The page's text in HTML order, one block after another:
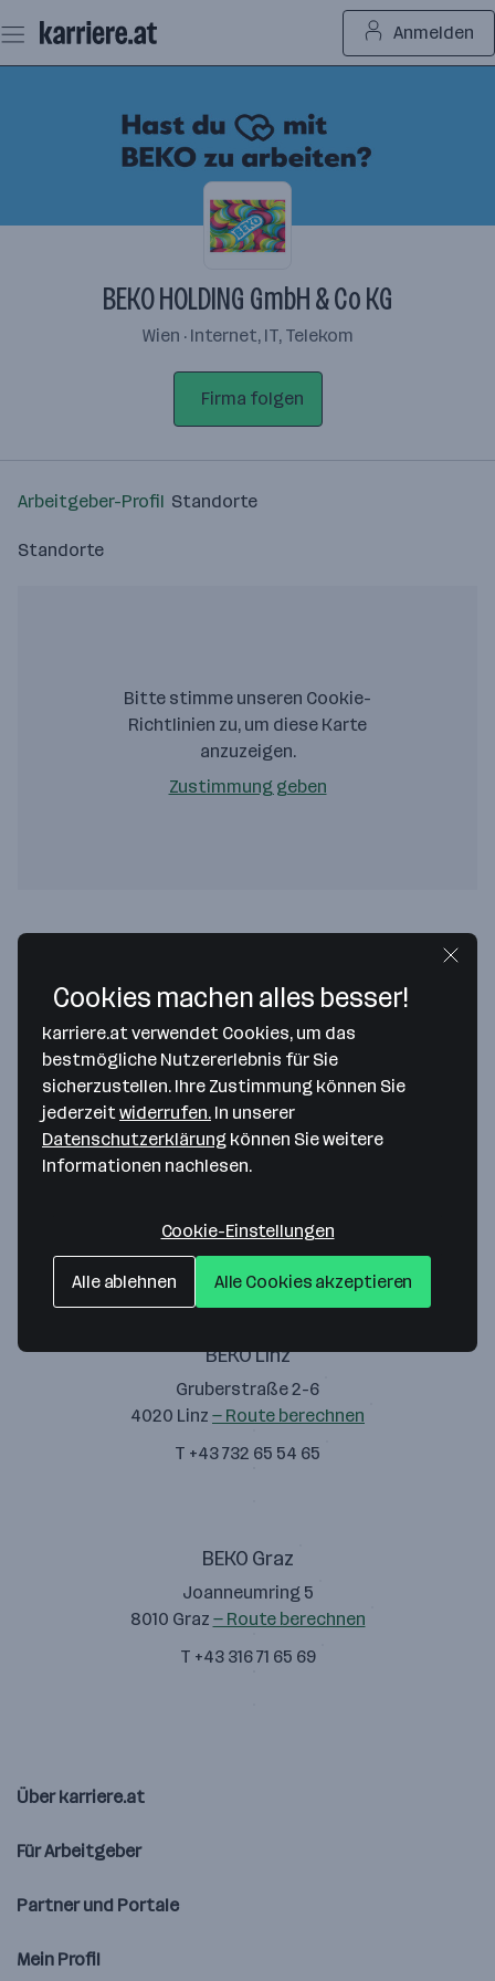
Seiteninhalt
springen
Anmelden
BEKO HOLDING GmbH & Co KG
Wien · Internet, IT, Telekom
Firma folgen
Arbeitgeber-Profil Standorte
Standorte
Bitte stimme unseren Cookie-
Richtlinien zu, um diese Karte
anzuzeigen.
Zustimmung geben
Stubenbastei 2
1010 Wien— Route berechnen
T +43 1 797 50
BEKO Klagenfurt
BEKO Linz
Gruberstraße 2-6
4020 Linz — Route berechnen
T +43 732 65 54 65
BEKO Graz
Joanneumring 5
8010 Graz — Route berechnen
T +43 316 71 65 69
Über karriere.at
Für Arbeitgeber
Partner und Portale
Mein Profil
Cookies machen alles besser!
karriere.at verwendet Cookies, um das
bestmögliche Nutzererlebnis für Sie
sicherzustellen. Ihre Zustimmung können Sie
jederzeitwiderrufen. In unserer
Datenschutzerklärung können Sie weitere
Informationen nachlesen.
Cookie-Einstellungen
Alle ablehnen Alle Cookies akzeptieren